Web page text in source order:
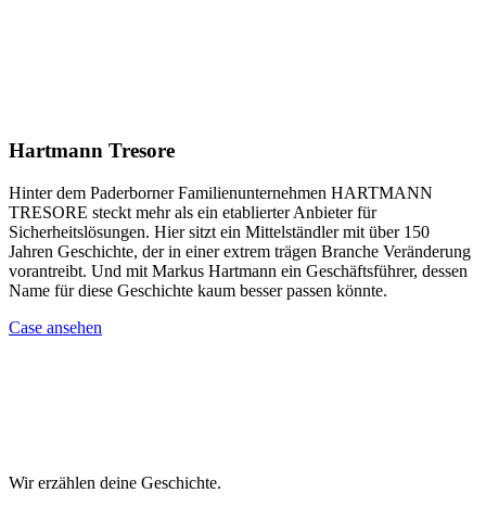
Hartmann Tresore
Hinter dem Paderborner Familienunternehmen HARTMANN
TRESORE steckt mehr als ein etablierter Anbieter für
Sicherheitslösungen. Hier sitzt ein Mittelständler mit über 150
Jahren Geschichte, der in einer extrem trägen Branche Veränderung
vorantreibt. Und mit Markus Hartmann ein Geschäftsführer, dessen
Name für diese Geschichte kaum besser passen könnte.
Case ansehen
Wir erzählen deine Geschichte.